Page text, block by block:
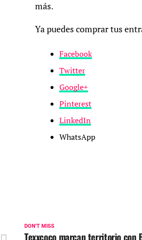
más.
Ya puedes comprar tus
Facebook
Twitter
Google+
Pinterest
LinkedIn
WhatsApp
DON'T MISS
Texxcoco marcan territorio